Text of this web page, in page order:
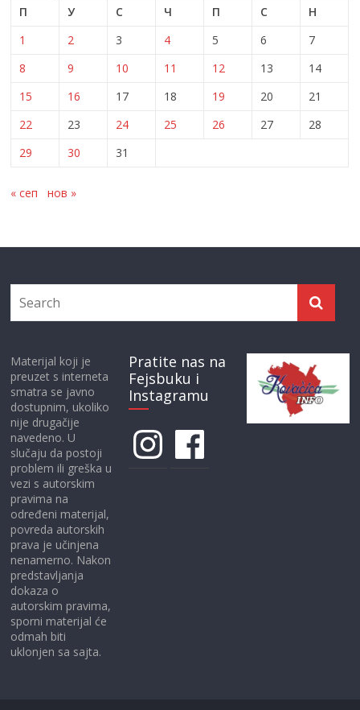
П
У С Ч П С
Н
1
2 3 4 5 6
7
8
9 10 11 12 13
14
15
16 17 18 19 20
21
22
23 24 25 26 27
28
29
30 31
« сеп нов »
Materijal koji je
preuzet s interneta
smatra se javno
dostupnim, ukoliko
nije drugačije
navedeno. U
slučaju da postoji
problem ili greška u
vezi s autorskim
pravima na
određeni materijal,
povreda autorskih
prava je učinjena
nenamerno. Nakon
predstavljanja
dokaza o
autorskim pravima,
sporni materijal će
odmah biti
uklonjen sa sajta.
Pratite nas na
Fejsbuku i
Instagramu
InstagramFacebook